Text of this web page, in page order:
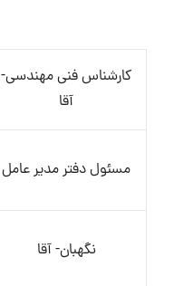
کارشناس فنی مهندسی-
آقا
مسئول دفتر مدیر عامل
نگهبان- آقا